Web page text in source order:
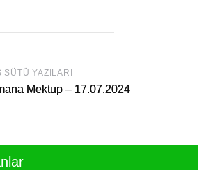
SÜTÜ YAZILARI
Mektup – 17.07.2024